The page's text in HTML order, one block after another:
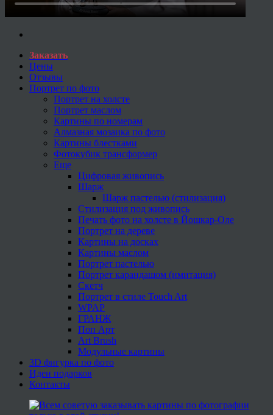
Заказать
Цены
Отзывы
Портрет по фото
Портрет на холсте
Портрет маслом
Картины по номерам
Алмазная мозаика по фото
Картины блестками
Фотокубик трансформер
Еще
Цифровая живопись
Шарж
Шарж пастелью (стилизация)
Стилизация под живопись
Печать фото на холсте в Йошкар-Оле
Портрет на дереве
Картины на досках
Картины маслом
Портрет пастелью
Портрет карандашом (имитация)
Скетч
Портрет в стиле Touch Art
WPAP
ГРАНЖ
Поп Арт
Art Brush
Модульные картины
3D фигурка по фото
Идеи подарков
Контакты